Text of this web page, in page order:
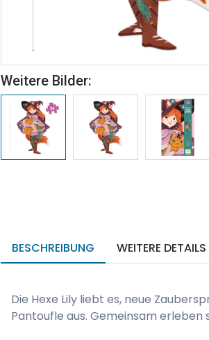
Weitere Bilder:
BESCHREIBUNG WEITERE DETAILS
Die Hexe Lily liebt es, neue
Pantoufle aus. Gemeinsam